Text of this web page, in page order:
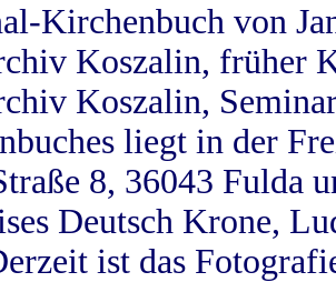
Kirchenbuch von
Koszalin, früher
Koszalin,
liegt in der
8, 36043 Fulda
Deutsch Krone,
ist das